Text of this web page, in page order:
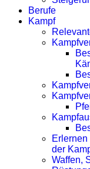
Berufe
Kampf
der
Waffen,